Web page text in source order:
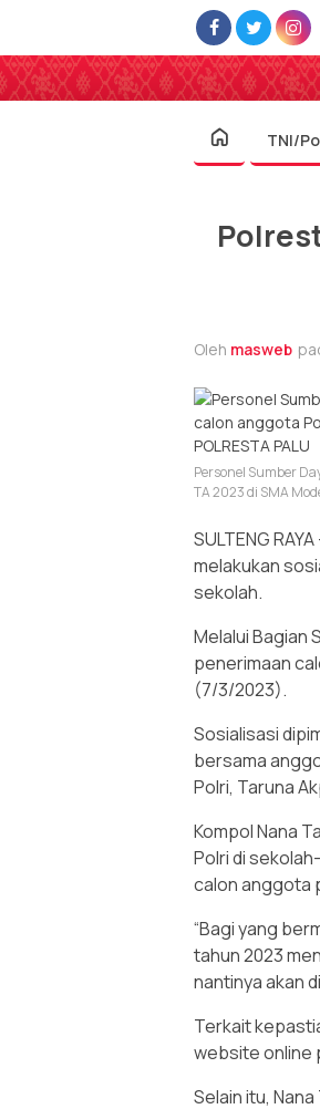
TNI/
Oleh masweb
Personel Sumber
TA 2023 di SMA
SULTENG
melakukan
sekolah.
Melalui Bagian
penerimaan
(7/3/2023).
Sosialisasi
bersama
Polri, Taruna
Kompol Nana
Polri di
calon anggota
“Bagi yang
tahun 2023
nantinya akan
Terkait
website online
Selain itu,